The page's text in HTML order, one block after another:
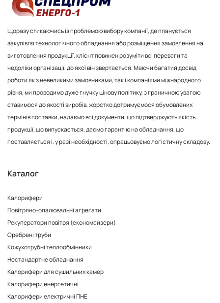
Щоразу стикаючись із проблемою вибору компанії, де планується
закупівля технологічного обладнання або розміщення замовлення на
виготовлення продукції, клієнт повинен розуміти всі переваги та
недоліки організації, до якої він звертається. Маючи багатий досвід
роботи як з невеликими замовниками, так і компаніями міжнародного
рівня, ми проводимо дуже гнучку цінову політику, з граничною увагою
ставимося до якості виробів, жорстко дотримуємося обумовлених
термінів поставки, надаємо всі документи, що підтверджують якість
продукції, що випускається, даємо гарантію на обладнання, що
поставляється і, у разі необхідності, опрацьовуємо логістичну складову.
Каталог
Калорифери
Повітряно-опалювальні агрегати
Рекуператори повітря (економайзери)
Оребрені труби
Кожухотрубні теплообмінники
Нестандартне обладнання
Калорифери для сушильних камер
Калорифери енергетичні
Калорифери електричні ПНЕ